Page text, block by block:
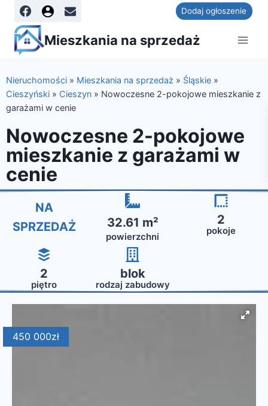
Dodaj ogłoszenie
Mieszkania na sprzedaż
Nieruchomości » Mieszkania na sprzedaż » Śląskie »
Cieszyński » Cieszyn » Nowoczesne 2-pokojowe mieszkanie z
garażami w cenie
Nowoczesne 2-pokojowe
mieszkanie z garażami w
cenie
NA
SPRZEDAŻ
32.61 m²
powierzchni
2
pokoje
2
piętro
blok
rodzaj zabudowy
450 000zł